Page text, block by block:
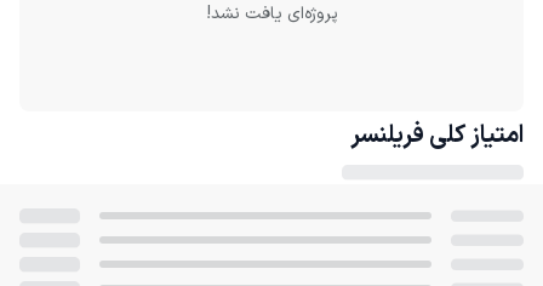
پروژه‌ای یافت نشد!
امتیاز کلی فریلنسر